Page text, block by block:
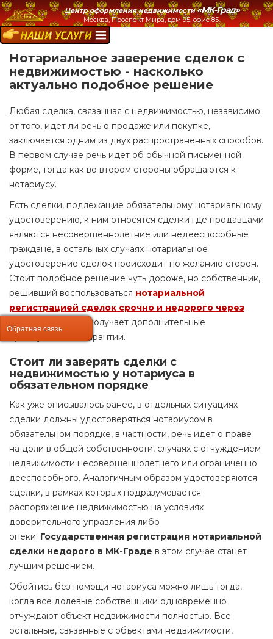
Центр оформления недвижимости «МК-Град»
Москва, Проспект Мира, дом 95, офис 85.
НАШИ УСЛУГИ:
Нотариальное заверение сделок с
недвижимостью - насколько
актуально подобное решение
Любая сделка, связанная с недвижимостью, независимо
от того, идет ли речь о продаже или покупке,
заключается одним из двух распространенных способов.
В первом случае речь идет об обычной письменной
форме, тогда как во втором стороны обращаются к
нотариусу.
Есть сделки, подлежащие обязательному нотариальному
удостоверению, к ним относятся сделки где продавцами
являются несовершеннолетние или недееспособные
граждане, в остальных случаях нотариальное
удостоверение сделок происходит по желанию сторон.
Стоит подобное решение чуть дороже, но собственник,
решивший воспользоваться нотариальной
регистрацией сделок срочно и недорого через
, в итоге получает дополнительные
преимущества и гарантии.
Стоит ли заверять сделки с
недвижимостью у нотариуса в
обязательном порядке
Как уже описывалось ранее, в отдельных ситуациях
сделки должны удостоверяться нотариусом в
обязательном порядке, в частности, речь идет о праве
на доли в общей собственности, случаях с отчуждением
недвижимости несовершеннолетнего или ограниченно
дееспособного. Аналогичным образом удостоверяются
сделки, в рамках которых подразумевается
распоряжение недвижимостью на условиях
доверительного управления либо
опеки. Государственная регистрация нотариальной
сделки недорого в МК-Граде в этом случае станет
лучшим решением.
Обойтись без помощи нотариуса можно лишь тогда,
когда все долевые собственники одновременно
отчуждают объект недвижимости полностью. Все
остальные, связанные с объектами недвижимости,
Обратная связь
Обратная связь